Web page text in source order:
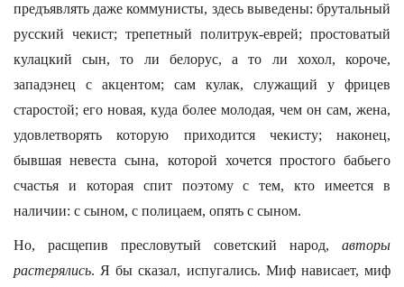
предъявлять даже коммунисты, здесь выведены: брутальный
русский чекист; трепетный политрук-еврей; простоватый
кулацкий сын, то ли белорус, а то ли хохол, короче,
западэнец с акцентом; сам кулак, служащий у фрицев
старостой; его новая, куда более молодая, чем он сам, жена,
удовлетворять которую приходится чекисту; наконец,
бывшая невеста сына, которой хочется простого бабьего
счастья и которая спит поэтому с тем, кто имеется в
наличии: с сыном, с полицаем, опять с сыном.
Но, расщепив пресловутый советский народ, авторы
растерялись. Я бы сказал, испугались. Миф нависает, миф